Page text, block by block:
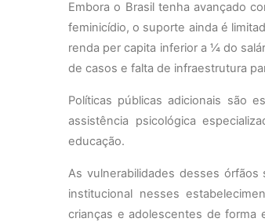
Embora o Brasil tenha avançado
feminicídio, o suporte ainda é
renda per capita inferior a ¼ do
de casos e falta de infraestrutura
Políticas públicas adicionais são
assistência psicológica
educação.
As vulnerabilidades desses
institucional nesses
crianças e adolescentes de forma